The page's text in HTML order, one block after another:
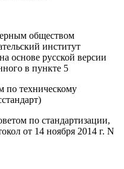
обществом
институт
русской версии
в пункте 5
по техническому
по стандартизации,
от 14 ноября 2014 г. N